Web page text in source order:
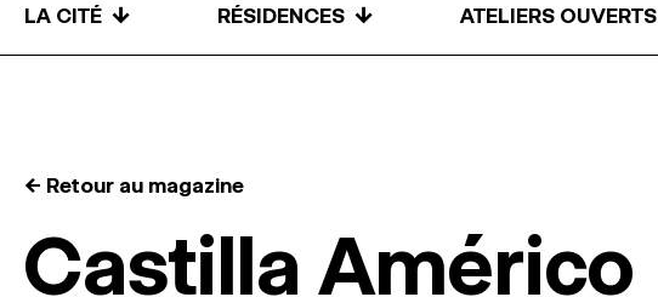
LA CITÉ ↓ RÉSIDENCES ↓ ATELIERS OUVERTS
← Retour au magazine
Castilla Américo